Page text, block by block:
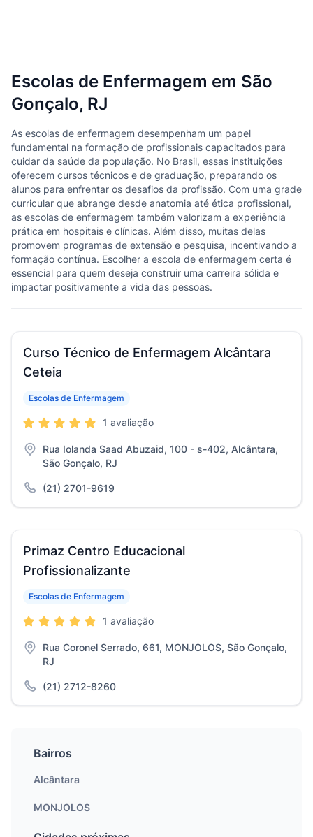
Escolas de Enfermagem em São
Gonçalo, RJ
As escolas de enfermagem desempenham um papel
fundamental na formação de profissionais capacitados para
cuidar da saúde da população. No Brasil, essas instituições
oferecem cursos técnicos e de graduação, preparando os
alunos para enfrentar os desafios da profissão. Com uma grade
curricular que abrange desde anatomia até ética profissional,
as escolas de enfermagem também valorizam a experiência
prática em hospitais e clínicas. Além disso, muitas delas
promovem programas de extensão e pesquisa, incentivando a
formação contínua. Escolher a escola de enfermagem certa é
essencial para quem deseja construir uma carreira sólida e
impactar positivamente a vida das pessoas.
Curso Técnico de Enfermagem Alcântara
Ceteia
Escolas de Enfermagem
1 avaliação
Rua Iolanda Saad Abuzaid, 100 - s-402, Alcântara,
São Gonçalo, RJ
(21) 2701-9619
Primaz Centro Educacional
Profissionalizante
Escolas de Enfermagem
1 avaliação
Rua Coronel Serrado, 661, MONJOLOS, São Gonçalo,
RJ
(21) 2712-8260
Bairros
Alcântara
MONJOLOS